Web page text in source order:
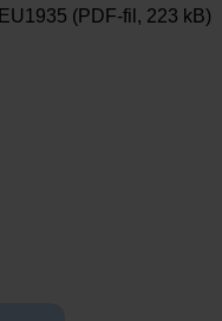
EU1935 (PDF-fil, 223 kB)